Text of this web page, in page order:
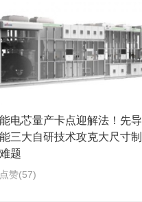
电芯量产卡点迎解法！先导
三大自研技术攻克大尺寸制
题
点赞(57)